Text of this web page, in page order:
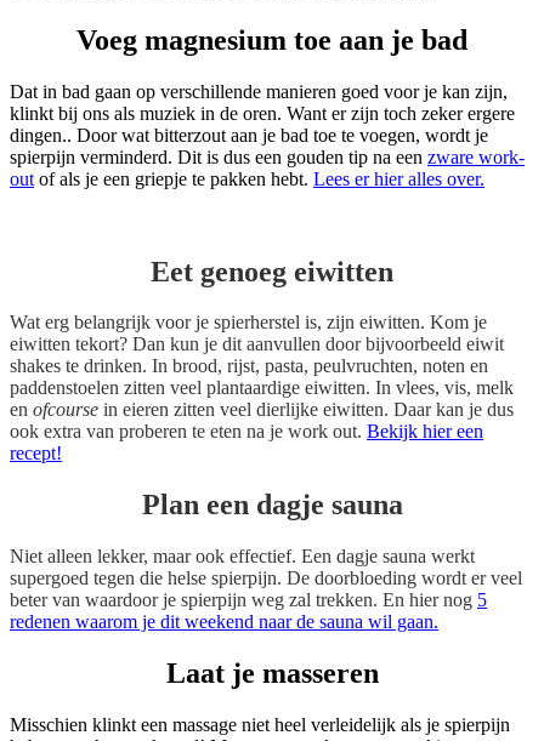
Voeg magnesium toe aan je bad
Dat in bad gaan op verschillende manieren goed voor je kan zijn,
klinkt bij ons als muziek in de oren. Want er zijn toch zeker ergere
dingen.. Door wat bitterzout aan je bad toe te voegen, wordt je
spierpijn verminderd. Dit is dus een gouden tip na een zware work-
out of als je een griepje te pakken hebt. Lees er hier alles over.
Eet genoeg eiwitten
Wat erg belangrijk voor je spierherstel is, zijn eiwitten. Kom je
eiwitten tekort? Dan kun je dit aanvullen door bijvoorbeeld eiwit
shakes te drinken. In brood, rijst, pasta, peulvruchten, noten en
paddenstoelen zitten veel plantaardige eiwitten. In vlees, vis, melk
en ofcourse in eieren zitten veel dierlijke eiwitten. Daar kan je dus
ook extra van proberen te eten na je work out. Bekijk hier een
recept!
Plan een dagje sauna
Niet alleen lekker, maar ook effectief. Een dagje sauna werkt
supergoed tegen die helse spierpijn. De doorbloeding wordt er veel
beter van waardoor je spierpijn weg zal trekken. En hier nog 5
redenen waarom je dit weekend naar de sauna wil gaan.
Laat je masseren
Misschien klinkt een massage niet heel verleidelijk als je spierpijn